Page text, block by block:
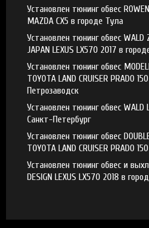
Установлен тюнинг обвес
MAZDA CX5 в городе Тула
Установлен тюнинг обвес WALD
JAPAN LEXUS LX570 2017 в
Установлен тюнинг обвес
TOYOTA LAND CRUISER PRADO
Петрозаводск
Установлен тюнинг обвес WALD
Санкт-Петербург
Установлен тюнинг обвес
TOYOTA LAND CRUISER PRADO
Установлен тюнинг обвес и
DESIGN LEXUS LX570 2018 в